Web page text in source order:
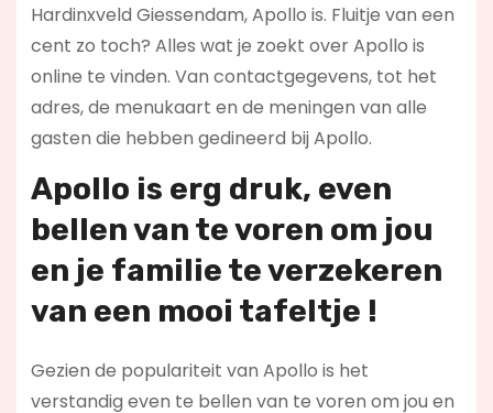
Hardinxveld Giessendam, Apollo is. Fluitje van een
cent zo toch? Alles wat je zoekt over Apollo is
online te vinden. Van contactgegevens, tot het
adres, de menukaart en de meningen van alle
gasten die hebben gedineerd bij Apollo.
Apollo is erg druk, even
bellen van te voren om jou
en je familie te verzekeren
van een mooi tafeltje !
Gezien de populariteit van Apollo is het
verstandig even te bellen van te voren om jou en